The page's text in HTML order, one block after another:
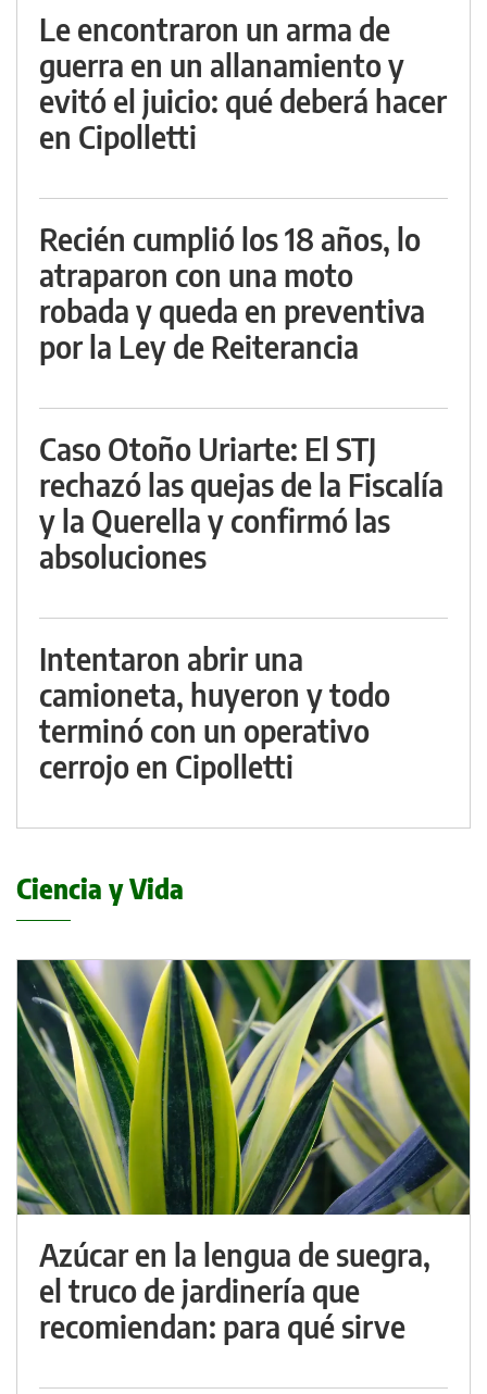
Le encontraron un arma de
guerra en un allanamiento y
evitó el juicio: qué deberá hacer
en Cipolletti
Recién cumplió los 18 años, lo
atraparon con una moto
robada y queda en preventiva
por la Ley de Reiterancia
Caso Otoño Uriarte: El STJ
rechazó las quejas de la Fiscalía
y la Querella y confirmó las
absoluciones
Intentaron abrir una
camioneta, huyeron y todo
terminó con un operativo
cerrojo en Cipolletti
Ciencia y Vida
Azúcar en la lengua de suegra,
el truco de jardinería que
recomiendan: para qué sirve